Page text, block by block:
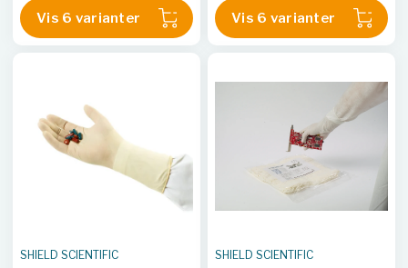
rommet, og partikler er å
betrakte som en uønsket
deionsert vann, en eller flere
ganger. Nivået for antall
partikler er oppgitt for hver
enkelt hansketype.
Vis 6 varianter
rommet, og partikler er å
betrakte som en uønsket
partikler blir
renromhanskene vasket i
deionsert vann, en eller flere
ganger. Nivået for antall
partikler er oppgitt for hver
enkelt hansketype.
Vis 6 varianter
SHIELD SCIENTIFIC SHIELD SCIENTIFIC